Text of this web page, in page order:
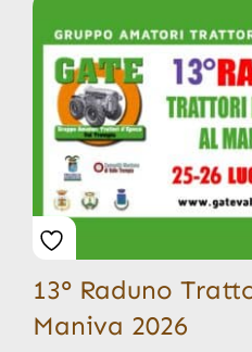
13° Raduno
Maniva 2026